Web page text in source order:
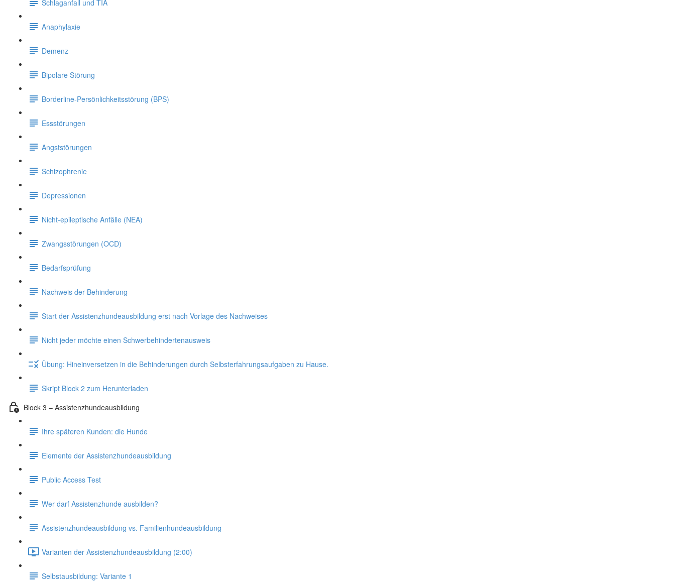
Schlaganfall und TIA
Anaphylaxie
Demenz
Bipolare Störung
Borderline-Persönlichkeitsstörung (BPS)
Essstörungen
Angststörungen
Schizophrenie
Depressionen
Nicht-epileptische Anfälle (NEA)
Zwangsstörungen (OCD)
Bedarfsprüfung
Nachweis der Behinderung
Start der Assistenzhundeausbildung erst nach Vorlage des Nachweises
Nicht jeder möchte einen Schwerbehindertenausweis
Übung: Hineinversetzen in die Behinderungen durch Selbsterfahrungsaufgaben zu Hause.
Skript Block 2 zum Herunterladen
Block 3 – Assistenzhundeausbildung
Ihre späteren Kunden: die Hunde
Elemente der Assistenzhundeausbildung
Public Access Test
Wer darf Assistenzhunde ausbilden?
Assistenzhundeausbildung vs. Familienhundeausbildung
Varianten der Assistenzhundeausbildung (2:00)
Selbstausbildung: Variante 1